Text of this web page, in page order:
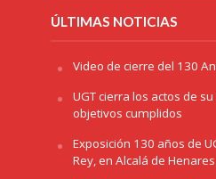
ÚLTIMAS NOTICIAS
Video de cierre del 130
UGT cierra los actos de
objetivos cumplidos
Exposición 130 años de
Rey, en Alcalá de Henares